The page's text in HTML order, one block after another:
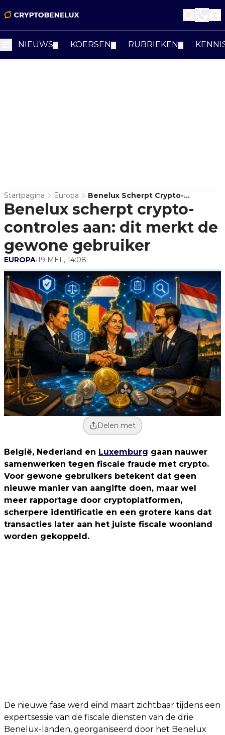
NIEUWS KOERSEN RUBRIEKEN
Startpagina Europa
Benelux Scherpt Crypto-
Controles Aan: Dit Merkt De
Gewone Gebruiker
Benelux scherpt crypto-
controles aan: dit merkt de
gewone gebruiker
EUROPA•19 MEI , 14:08
Delen met
België, Nederland en Luxemburg gaan nauwer
samenwerken tegen fiscale fraude met crypto.
Voor gewone gebruikers betekent dat geen
nieuwe manier van aangifte doen, maar wel
meer rapportage door cryptoplatformen,
scherpere identificatie en een grotere kans dat
transacties later aan het juiste fiscale woonland
worden gekoppeld.
De nieuwe fase werd eind maart zichtbaar tijdens een
expertsessie van de fiscale diensten van de drie
Benelux-landen, georganiseerd door het Benelux